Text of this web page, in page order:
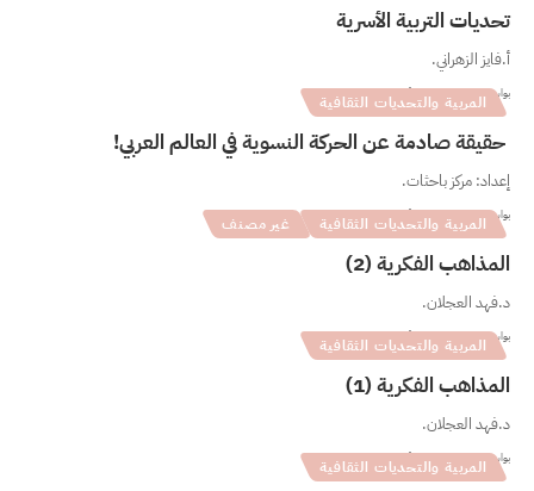
تحديات التربية الأسرية
أ.فايز الزهراني.
بواسطةفريق بانيات 0 دقيقة للقراءة
المربية والتحديات الثقافية
حقيقة صادمة عن الحركة النسوية في العالم العربي!
إعداد: مركز باحثات.
بواسطةفريق بانيات 0 دقيقة للقراءة
المربية والتحديات الثقافية غير مصنف
المذاهب الفكرية (2)
د.فهد العجلان.
بواسطةفريق بانيات 0 دقيقة للقراءة
المربية والتحديات الثقافية
المذاهب الفكرية (1)
د.فهد العجلان.
بواسطةفريق بانيات 0 دقيقة للقراءة
المربية والتحديات الثقافية